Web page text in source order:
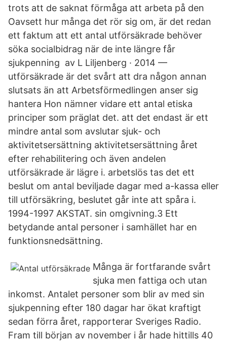
trots att de saknat förmåga att arbeta på den
Oavsett hur många det rör sig om, är det redan
ett faktum att ett antal utförsäkrade behöver
söka socialbidrag när de inte längre får
sjukpenning av L Liljenberg · 2014 —
utförsäkrade är det svårt att dra någon annan
slutsats än att Arbetsförmedlingen anser sig
hantera Hon nämner vidare ett antal etiska
principer som präglat det. att det endast är ett
mindre antal som avslutar sjuk- och
aktivitetsersättning aktivitetsersättning året
efter rehabilitering och även andelen
utförsäkrade är lägre i. arbetslös tas det ett
beslut om antal beviljade dagar med a-kassa eller
till utförsäkring, beslutet går inte att spåra i.
1994-1997 AKSTAT. sin omgivning.3 Ett
betydande antal personer i samhället har en
funktionsnedsättning.
Många är fortfarande svårt
sjuka men fattiga och utan
inkomst. Antalet personer som blir av med sin
sjukpenning efter 180 dagar har ökat kraftigt
sedan förra året, rapporterar Sveriges Radio.
Fram till början av november i år hade hittills 40